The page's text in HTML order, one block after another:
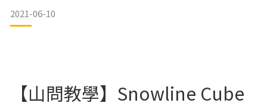
2021-06-10
【山問教學】Snowline Cube